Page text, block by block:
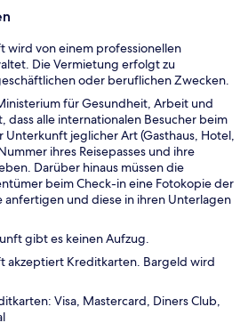
wird von einem professionellen
Die Vermietung erfolgt zu
oder beruflichen Zwecken.
für Gesundheit, Arbeit und
dass alle internationalen Besucher beim
Unterkunft jeglicher Art (Gasthaus, Hotel,
ihres Reisepasses und ihre
Darüber hinaus müssen die
beim Check-in eine Fotokopie der
anfertigen und diese in ihren Unterlagen
gibt es keinen Aufzug.
akzeptiert Kreditkarten. Bargeld wird
Visa, Mastercard, Diners Club,